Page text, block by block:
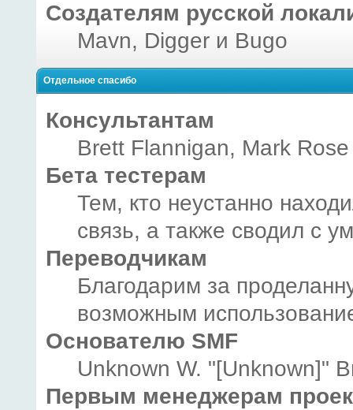
Создателям русской
Mavn, Digger и Bugo
Отдельное спасибо
Консультантам
Brett Flannigan, Mark
Бета тестерам
Тем, кто неустанно
связь, а также сводил с
Переводчикам
Благодарим за
возможным
Основателю SMF
Unknown W. "[Unknown]"
Первым менеджерам